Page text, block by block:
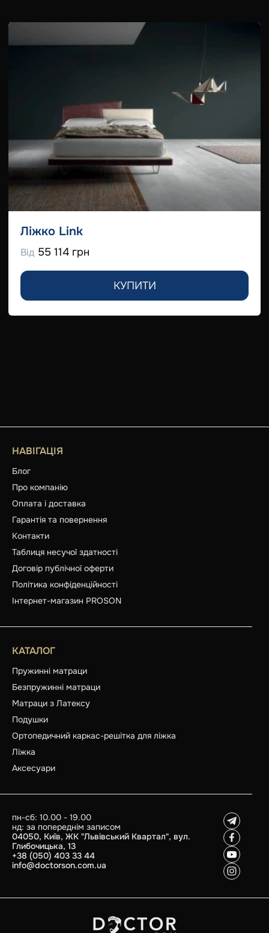
Ліжко Link
Від 55 114 грн
КУПИТИ
НАВІГАЦІЯ
Блог
Про компанію
Оплата і доставка
Гарантія та повернення
Контакти
Таблиця несучої здатності
Договір публічної оферти
Політика конфіденційності
Інтернет-магазин PROSON
КАТАЛОГ
Пружинні матраци
Безпружинні матраци
Матраци з Латексу
Подушки
Ортопедичний каркас-решітка для ліжка
Ліжка
Аксесуари
пн-сб: 10.00 - 19.00
нд: за попереднім записом
04050, Київ, ЖК "Львівський Квартал", вул.
Глибочицька, 13
+38 (050) 403 33 44
info@doctorson.com.ua